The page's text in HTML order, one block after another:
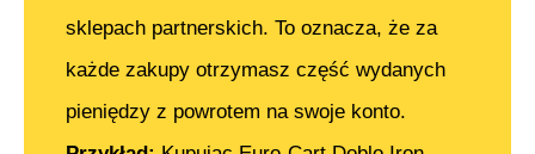
sklepach partnerskich. To oznacza, że za
każde zakupy otrzymasz część wydanych
pieniędzy z powrotem na swoje konto.